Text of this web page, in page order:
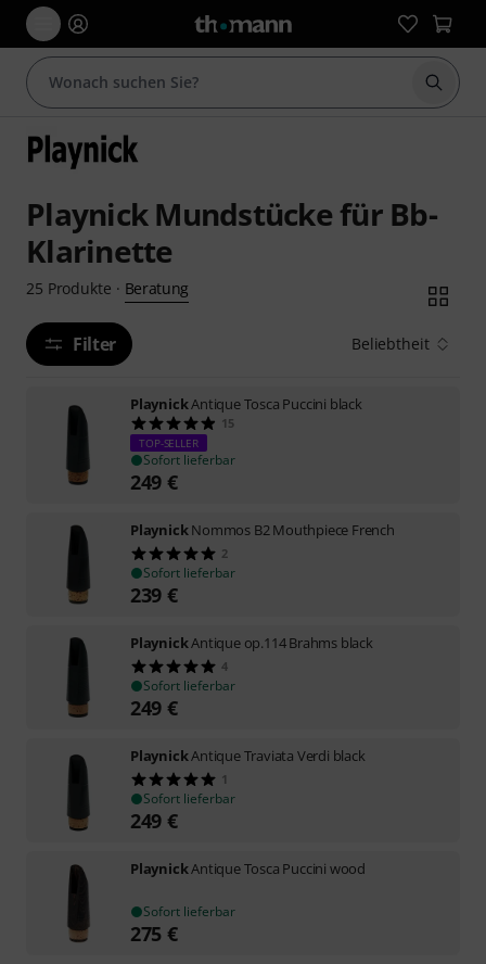
Suche
Playnick Mundstücke für Bb-
Klarinette
25 Produkte · Beratung
Filter Beliebtheit
PlaynickAntique Tosca Puccini black
15
TOP-SELLER
Sofort lieferbar
249 €
PlaynickNommos B2 Mouthpiece French
2
Sofort lieferbar
239 €
PlaynickAntique op.114 Brahms black
4
Sofort lieferbar
249 €
PlaynickAntique Traviata Verdi black
1
Sofort lieferbar
249 €
PlaynickAntique Tosca Puccini wood
Sofort lieferbar
275 €